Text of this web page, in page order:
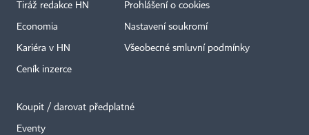
Tiráž redakce HN
Economia
Kariéra v HN
Ceník inzerce
Prohlášení o cookies
Nastavení soukromí
Všeobecné smluvní podmínky
Koupit / darovat předplatné
Eventy